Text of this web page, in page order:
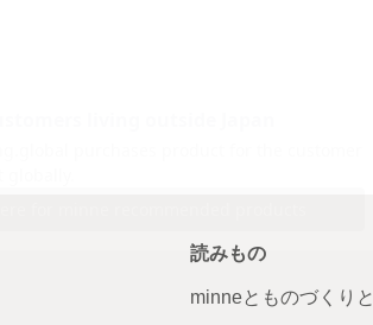
読みもの
minneとものづくりと